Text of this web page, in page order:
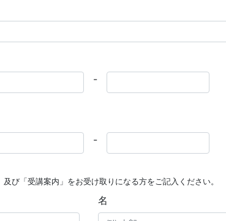
-
-
及び「受講案内」をお受け取りになる方をご記入ください。
名